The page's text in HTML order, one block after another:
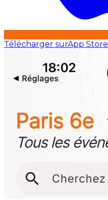
Télécharger surApp Store